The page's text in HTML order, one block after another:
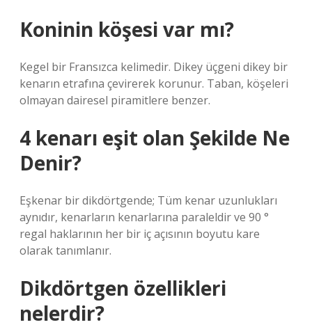
Koninin köşesi var mı?
Kegel bir Fransızca kelimedir. Dikey üçgeni dikey bir
kenarın etrafına çevirerek korunur. Taban, köşeleri
olmayan dairesel piramitlere benzer.
4 kenarı eşit olan Şekilde Ne
Denir?
Eşkenar bir dikdörtgende; Tüm kenar uzunlukları
aynıdır, kenarların kenarlarına paraleldir ve 90 °
regal haklarının her bir iç açısının boyutu kare
olarak tanımlanır.
Dikdörtgen özellikleri
nelerdir?